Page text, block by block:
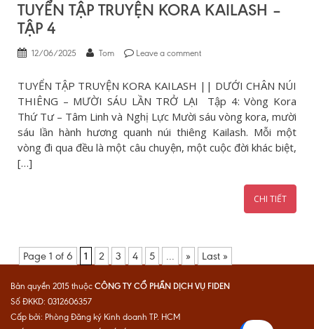
TUYỂN TẬP TRUYỆN KORA KAILASH –
TẬP 4
12/06/2025 Tom Leave a comment
TUYỂN TẬP TRUYỆN KORA KAILASH || DƯỚI CHÂN NÚI
THIÊNG – MƯỜI SÁU LẦN TRỞ LẠI Tập 4: Vòng Kora
Thứ Tư – Tâm Linh và Nghị Lực Mười sáu vòng kora, mười
sáu lần hành hương quanh núi thiêng Kailash. Mỗi một
vòng đi qua đều là một câu chuyện, một cuộc đời khác biệt,
[…]
CHI TIẾT
Page 1 of 6 1 2 3 4 5 ... » Last »
Bản quyền 2015 thuộc CÔNG TY CỔ PHẦN DỊCH VỤ FIDEN
Số ĐKKD: 0312606357
Cấp bởi: Phòng Đăng ký Kinh doanh TP. HCM